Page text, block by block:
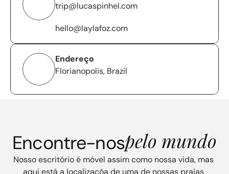
trip@lucaspinhel.com
hello@laylafoz.com
Endereço
Florianopolis, Brazil
Encontre-nospelo mundo
Nosso escritório é móvel assim como nossa vida, mas
aqui está a localizaçõa de uma de nossas praias